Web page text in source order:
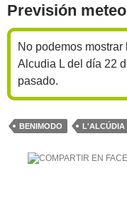
Previsión
No podemos
Alcudia L del día 22
pasado.
BENIMODO L'ALCÚDIA